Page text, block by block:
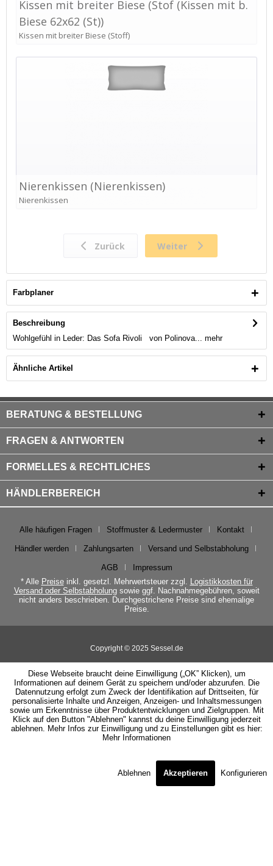
Farbplaner
Beschreibung
Wohlgefühl in Leder: Das Sofa Rivoli von Polinova... mehr
Ähnliche Artikel
BERATUNG & BESTELLUNG
FRAGEN & ANTWORTEN
FORMELLES & RECHTLICHES
HÄNDLERBEREICH
Alle häufigen Fragen Stoffmuster & Ledermuster Kontakt
Händler werden Zahlungsarten Versand und Selbstabholung
AGB
Impressum
* Alle Preiseinkl. gesetzl. Mehrwertsteuer zzgl. Logistikkosten für
Versand oder Selbstabholungsowie ggf. Nachnahmegebühren, soweit
nicht anders beschrieben. Durchgestrichene Preise sind ehemalige
Preise.
Copyright © 2025 Sessel.de
Diese Webseite braucht deine Einwilligung („OK” Klicken), um
Informationen auf deinem Gerät zu speichern und/oder abzurufen. Die
Datennutzung erfolgt zum Zweck der Identifikation auf Drittseiten, für
personalisierte Inhalte und Anzeigen, Anzeigen- und Inhaltsmessungen
sowie um Erkenntnisse über Produktentwicklungen und Zielgruppen. Mit
Klick auf den Button "Ablehnen" kannst du deine Einwilligung jederzeit
ablehnen. Mehr Infos zur Einwilligung und zu Einstellungen gibt es hier:
Mehr Informationen
Ablehnen Akzeptieren Konfigurieren